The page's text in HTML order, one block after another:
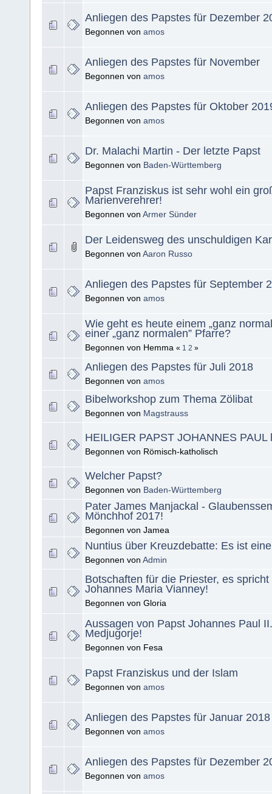
Anliegen des Papstes für Dezember
Begonnen von amos
Anliegen des Papstes für November
Begonnen von amos
Anliegen des Papstes für Oktober
Begonnen von amos
Dr. Malachi Martin - Der letzte Papst
Begonnen von Baden-Württemberg
Papst Franziskus ist sehr wohl ein
Marienverehrer!
Begonnen von Armer Sünder
Der Leidensweg des unschuldigen
Begonnen von Aaron Russo
Anliegen des Papstes für September
Begonnen von amos
Wie geht es heute einem „ganz
einer „ganz normalen” Pfarre?
Begonnen von Hemma « 1 2 »
Anliegen des Papstes für Juli 2018
Begonnen von amos
Bibelworkshop zum Thema Zölibat
Begonnen von Magstrauss
HEILIGER PAPST JOHANNES PAUL
Begonnen von Römisch-katholisch
Welcher Papst?
Begonnen von Baden-Württemberg
Pater James Manjackal -
Mönchhof 2017!
Begonnen von Jamea
Nuntius über Kreuzdebatte: Es ist
Begonnen von Admin
Botschaften für die Priester, es
Johannes Maria Vianney!
Begonnen von Gloria
Aussagen von Papst Johannes Paul
Medjugorje!
Begonnen von Fesa
Papst Franziskus und der Islam
Begonnen von amos
Anliegen des Papstes für Januar 2018
Begonnen von amos
Anliegen des Papstes für Dezember
Begonnen von amos